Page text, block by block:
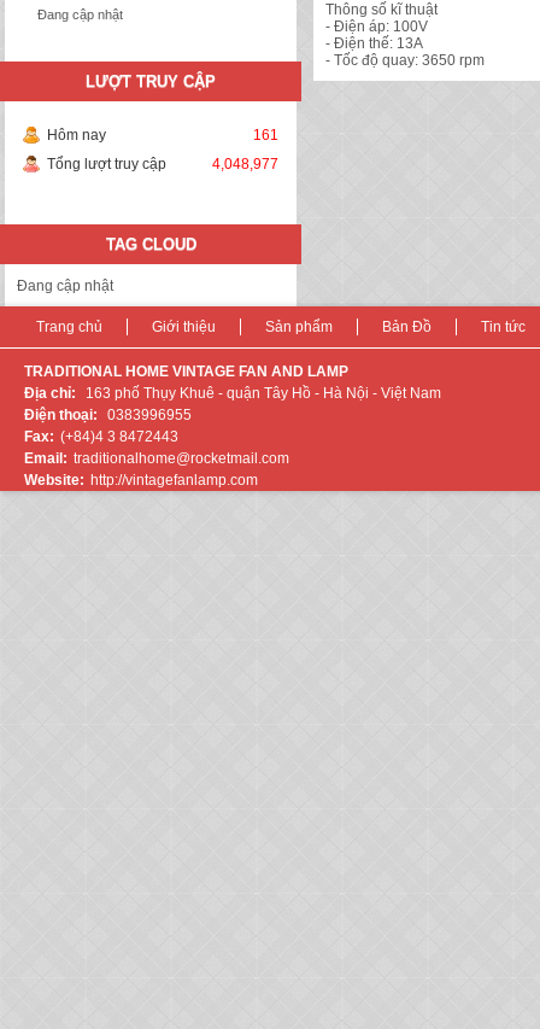
Thông số kĩ thuật
- Điện áp: 100V
- Điện thế: 13A
- Tốc độ quay: 3650 rpm
Đang cập nhật
LƯỢT TRUY CẬP
Hôm nay
161
Tổng lượt truy cập
4,048,977
TAG CLOUD
Đang cập nhật
Trang chủ Giới thiệu Sản phẩm Bản Đồ Tin tức
TRADITIONAL HOME VINTAGE FAN AND LAMP
Địa chỉ:
163 phố Thụy Khuê - quận Tây Hồ - Hà Nội - Việt Nam
Điện thoại:
0383996955
Fax: (+84)4 3 8472443
Email: traditionalhome@rocketmail.com
Website: http://vintagefanlamp.com